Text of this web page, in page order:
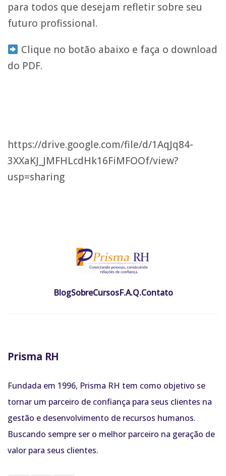
para todos que desejam refletir sobre seu
futuro profissional.
Clique no botão abaixo e faça o download
do PDF.
https://drive.google.com/file/d/1AqJq84-
3XXaKJ_JMFHLcdHk16FiMFOOf/view?
usp=sharing
BlogSobreCursosF.A.Q.Contato
Prisma RH
Fundada em 1996, Prisma RH tem como objetivo se
tornar um parceiro de confiança para seus clientes na
gestão e desenvolvimento de recursos humanos.
Buscando sempre ser o melhor parceiro na geração de
valor para seus clientes.